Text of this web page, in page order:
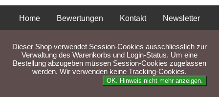
Home Bewertungen Kontakt
Newsletter
Liefer- und Versandkosten
Dieser Shop verwendet Session-Cookies ausschliesslich zur
Verwaltung des Warenkorbs und Login-Status. Um eine
Bestellung abzugeben müssen Session-Cookies zugelassen
werden. Wir verwenden keine Tracking-Cookies.
OK. Hinweis nicht mehr anzeigen.